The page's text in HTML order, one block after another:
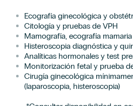
Ecografía ginecológica y
Citología y pruebas de VPH
Mamografía, ecografía
Histeroscopia diagnóstica y
Analíticas hormonales y test
Monitorización fetal y prueba
Cirugía ginecológica
(laparoscopia, histeroscopia)